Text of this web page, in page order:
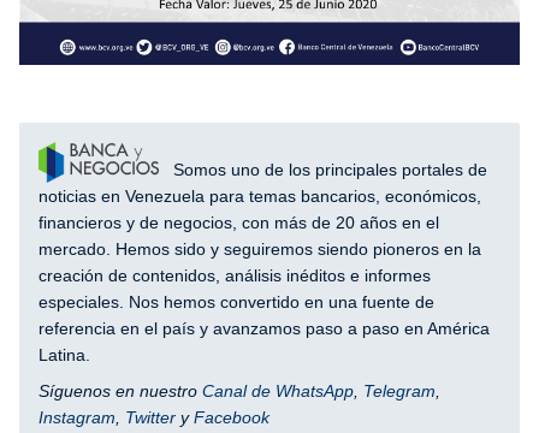
Somos uno de los principales portales de
noticias en Venezuela para temas bancarios, económicos,
financieros y de negocios, con más de 20 años en el
mercado. Hemos sido y seguiremos siendo pioneros en la
creación de contenidos, análisis inéditos e informes
especiales. Nos hemos convertido en una fuente de
referencia en el país y avanzamos paso a paso en América
Latina.
Síguenos en nuestro Canal de WhatsApp Telegram
Instagram
Twitter yFacebook